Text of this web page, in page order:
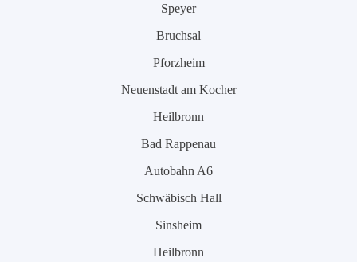
Speyer
Bruchsal
Pforzheim
Neuenstadt am Kocher
Heilbronn
Bad Rappenau
Autobahn A6
Schwäbisch Hall
Sinsheim
Heilbronn